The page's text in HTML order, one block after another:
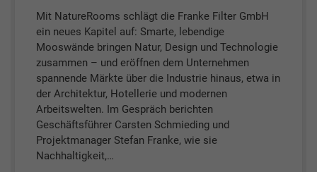
Mit NatureRooms schlägt die Franke Filter GmbH
ein neues Kapitel auf: Smarte, lebendige
Mooswände bringen Natur, Design und Technologie
zusammen – und eröffnen dem Unternehmen
spannende Märkte über die Industrie hinaus, etwa in
der Architektur, Hotellerie und modernen
Arbeitswelten. Im Gespräch berichten
Geschäftsführer Carsten Schmieding und
Projektmanager Stefan Franke, wie sie
Nachhaltigkeit,…